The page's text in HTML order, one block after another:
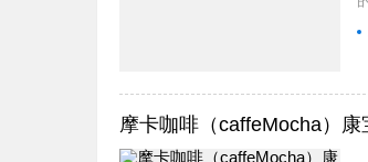
摩卡咖啡（caffeMocha）